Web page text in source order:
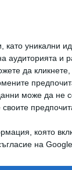
уникални
и
да
може да не
която
на Google
разрешение